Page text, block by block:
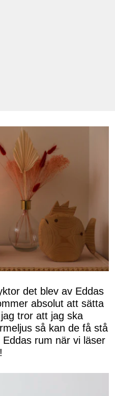
det blev av Eddas
absolut att sätta
tror att jag ska
så kan de få stå
rum när vi läser